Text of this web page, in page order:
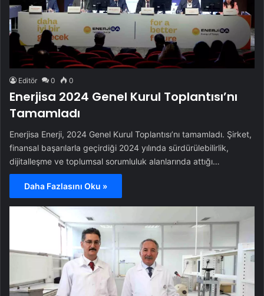
Editör 0 0
Enerjisa 2024 Genel Kurul Toplantısı’nı
Tamamladı
Enerjisa Enerji, 2024 Genel Kurul Toplantısı’nı tamamladı. Şirket,
finansal başarılarla geçirdiği 2024 yılında sürdürülebilirlik,
dijitalleşme ve toplumsal sorumluluk alanlarında attığı…
Daha Fazlasını Oku »